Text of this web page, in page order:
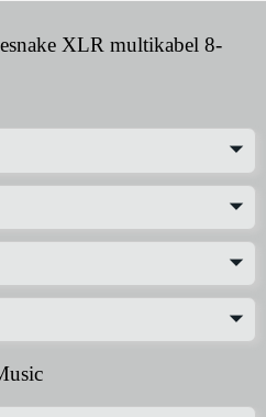
XLR multikabel 8-